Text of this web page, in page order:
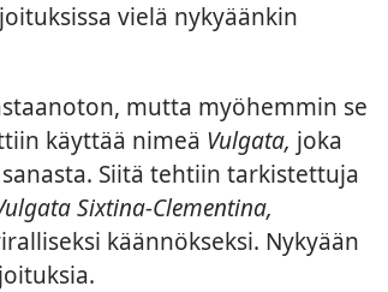
mutta myöhemmin se
käyttää nimeä Vulgata, joka
Siitä tehtiin tarkistettuja
Sixtina-Clementina,
käännökseksi. Nykyään